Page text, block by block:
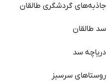
جاذبه‌های گردشگری طالقان
سد طالقان
دریاچه سد
روستاهای سرسبز